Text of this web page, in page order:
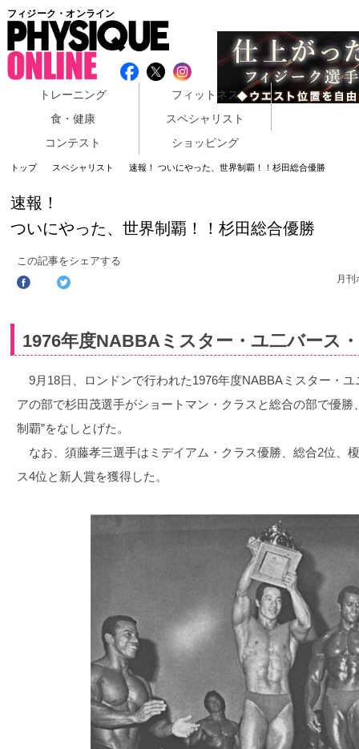
フィジーク・オンライン
トレーニング
フィットネス
食・健康
スペシャリスト
コンテスト
ショッピング
トップ スペシャリスト 速報！ ついにやった、世界制覇！！杉田総合優勝
速報！
ついにやった、世界制覇！！杉田総合優勝
この記事をシェアする
月
1976年度NABBAミスター・ユ二バース
9月18日、ロンドンで行われた1976年度NABBAミスター・
アの部で杉田茂選手がショートマン・クラスと総合の部で優勝
制覇”をなしとげた。
なお、須藤孝三選手はミデイアム・クラス優勝、総合2位、
ス4位と新人賞を獲得した。